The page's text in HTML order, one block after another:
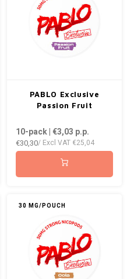
PABLO Exclusive
Passion Fruit
10-pack | €3,03 p.p.
€30,30/ Excl VAT €25,04
30 MG/POUCH